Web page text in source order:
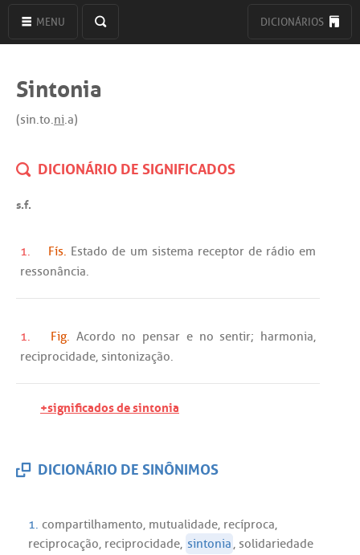
MENU DICIONÁRIOS
Sintonia
(sin.to.ni.a)
DICIONÁRIO DE SIGNIFICADOS
s.f.
1. Fís. Estado de um sistema receptor de rádio em
ressonância.
1. Fig. Acordo no pensar e no sentir; harmonia,
reciprocidade, sintonização.
+significados de sintonia
DICIONÁRIO DE SINÔNIMOS
1. compartilhamento, mutualidade, recíproca,
reciprocação, reciprocidade, sintonia, solidariedade